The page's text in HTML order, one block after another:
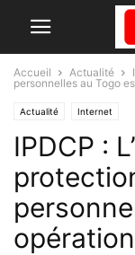
Accueil Actualité
personnelles au Togo
Actualité Internet
IPDCP :